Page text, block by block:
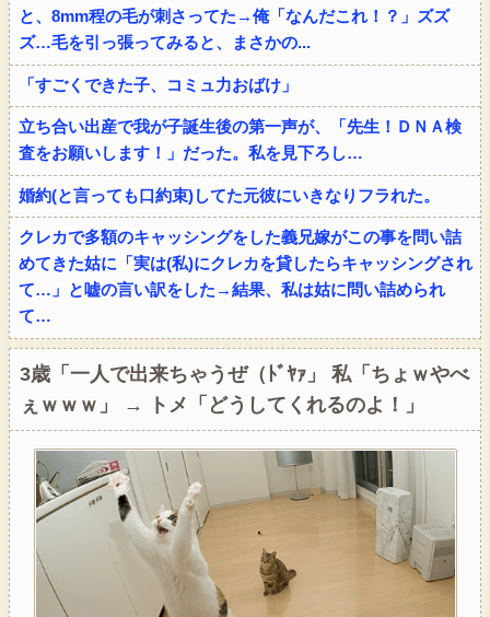
と、8mm程の毛が刺さってた→俺「なんだこれ！？」ズズ
ズ…毛を引っ張ってみると、まさかの...
「すごくできた子、コミュ力おばけ」
立ち合い出産で我が子誕生後の第一声が、「先生！ＤＮＡ検
査をお願いします！」だった。私を見下ろし…
婚約(と言っても口約束)してた元彼にいきなりフラれた。
クレカで多額のキャッシングをした義兄嫁がこの事を問い詰
めてきた姑に「実は(私)にクレカを貸したらキャッシングされ
て…」と嘘の言い訳をした→結果、私は姑に問い詰められ
て…
3歳「一人で出来ちゃうぜ（ﾄﾞﾔｧ」 私「ちょｗやべ
ぇｗｗｗ」 → トメ「どうしてくれるのよ！」